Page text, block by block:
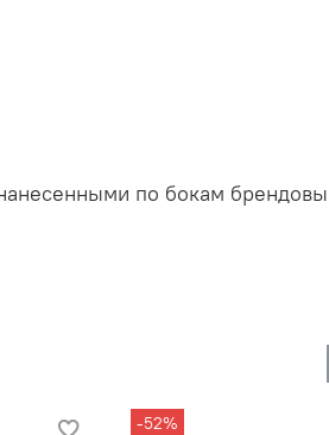
по бокам
-52%